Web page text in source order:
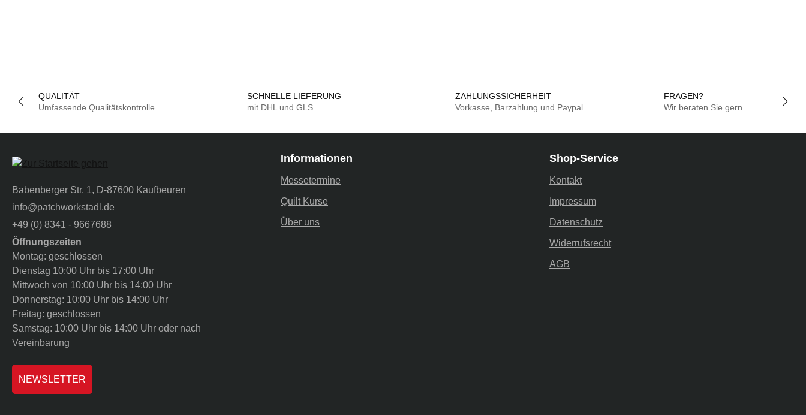
QUALITÄT
Umfassende Qualitätskontrolle
SCHNELLE LIEFERUNG
mit DHL und GLS
ZAHLUNGSSICHERHEIT
Vorkasse, Barzahlung und Paypal
FRAGEN?
Wir beraten Sie gern
Babenberger Str. 1, D-87600 Kaufbeuren
info@patchworkstadl.de
+49 (0) 8341 - 9667688
Öffnungszeiten
Montag: geschlossen
Dienstag 10:00 Uhr bis 17:00 Uhr
Mittwoch von 10:00 Uhr bis 14:00 Uhr
Donnerstag: 10:00 Uhr bis 14:00 Uhr
Freitag: geschlossen
Samstag: 10:00 Uhr bis 14:00 Uhr oder nach
Vereinbarung
NEWSLETTER
Informationen
Messetermine
Quilt Kurse
Über uns
Shop-Service
Kontakt
Impressum
Datenschutz
Widerrufsrecht
AGB